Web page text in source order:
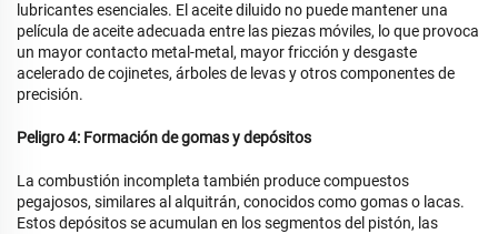
lubricantes esenciales. El aceite diluido no puede mantener una
película de aceite adecuada entre las piezas móviles, lo que provoca
un mayor contacto metal-metal, mayor fricción y desgaste
acelerado de cojinetes, árboles de levas y otros componentes de
precisión.
Peligro 4: Formación de gomas y depósitos
La combustión incompleta también produce compuestos
pegajosos, similares al alquitrán, conocidos como gomas o lacas.
Estos depósitos se acumulan en los segmentos del pistón, las